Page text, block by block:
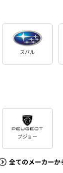
スバル
プジョー
全てのメーカー